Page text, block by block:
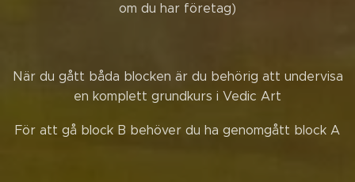
om du har företag)
När du gått båda blocken är du behörig att undervisa
en komplett grundkurs i Vedic Art
För att gå block B behöver du ha genomgått block A